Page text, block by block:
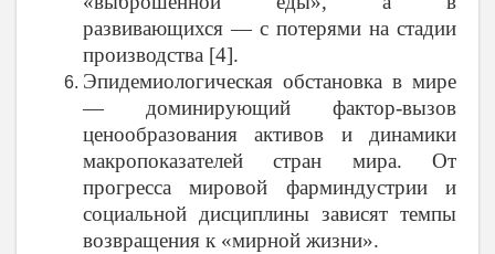
развивающихся — с потерями на стадии
производства [4].
Эпидемиологическая обстановка в мире
— доминирующий фактор-вызов
ценообразования активов и динамики
макропоказателей стран мира. От
прогресса мировой фарминдустрии и
социальной дисциплины зависят темпы
возвращения к «мирной жизни».